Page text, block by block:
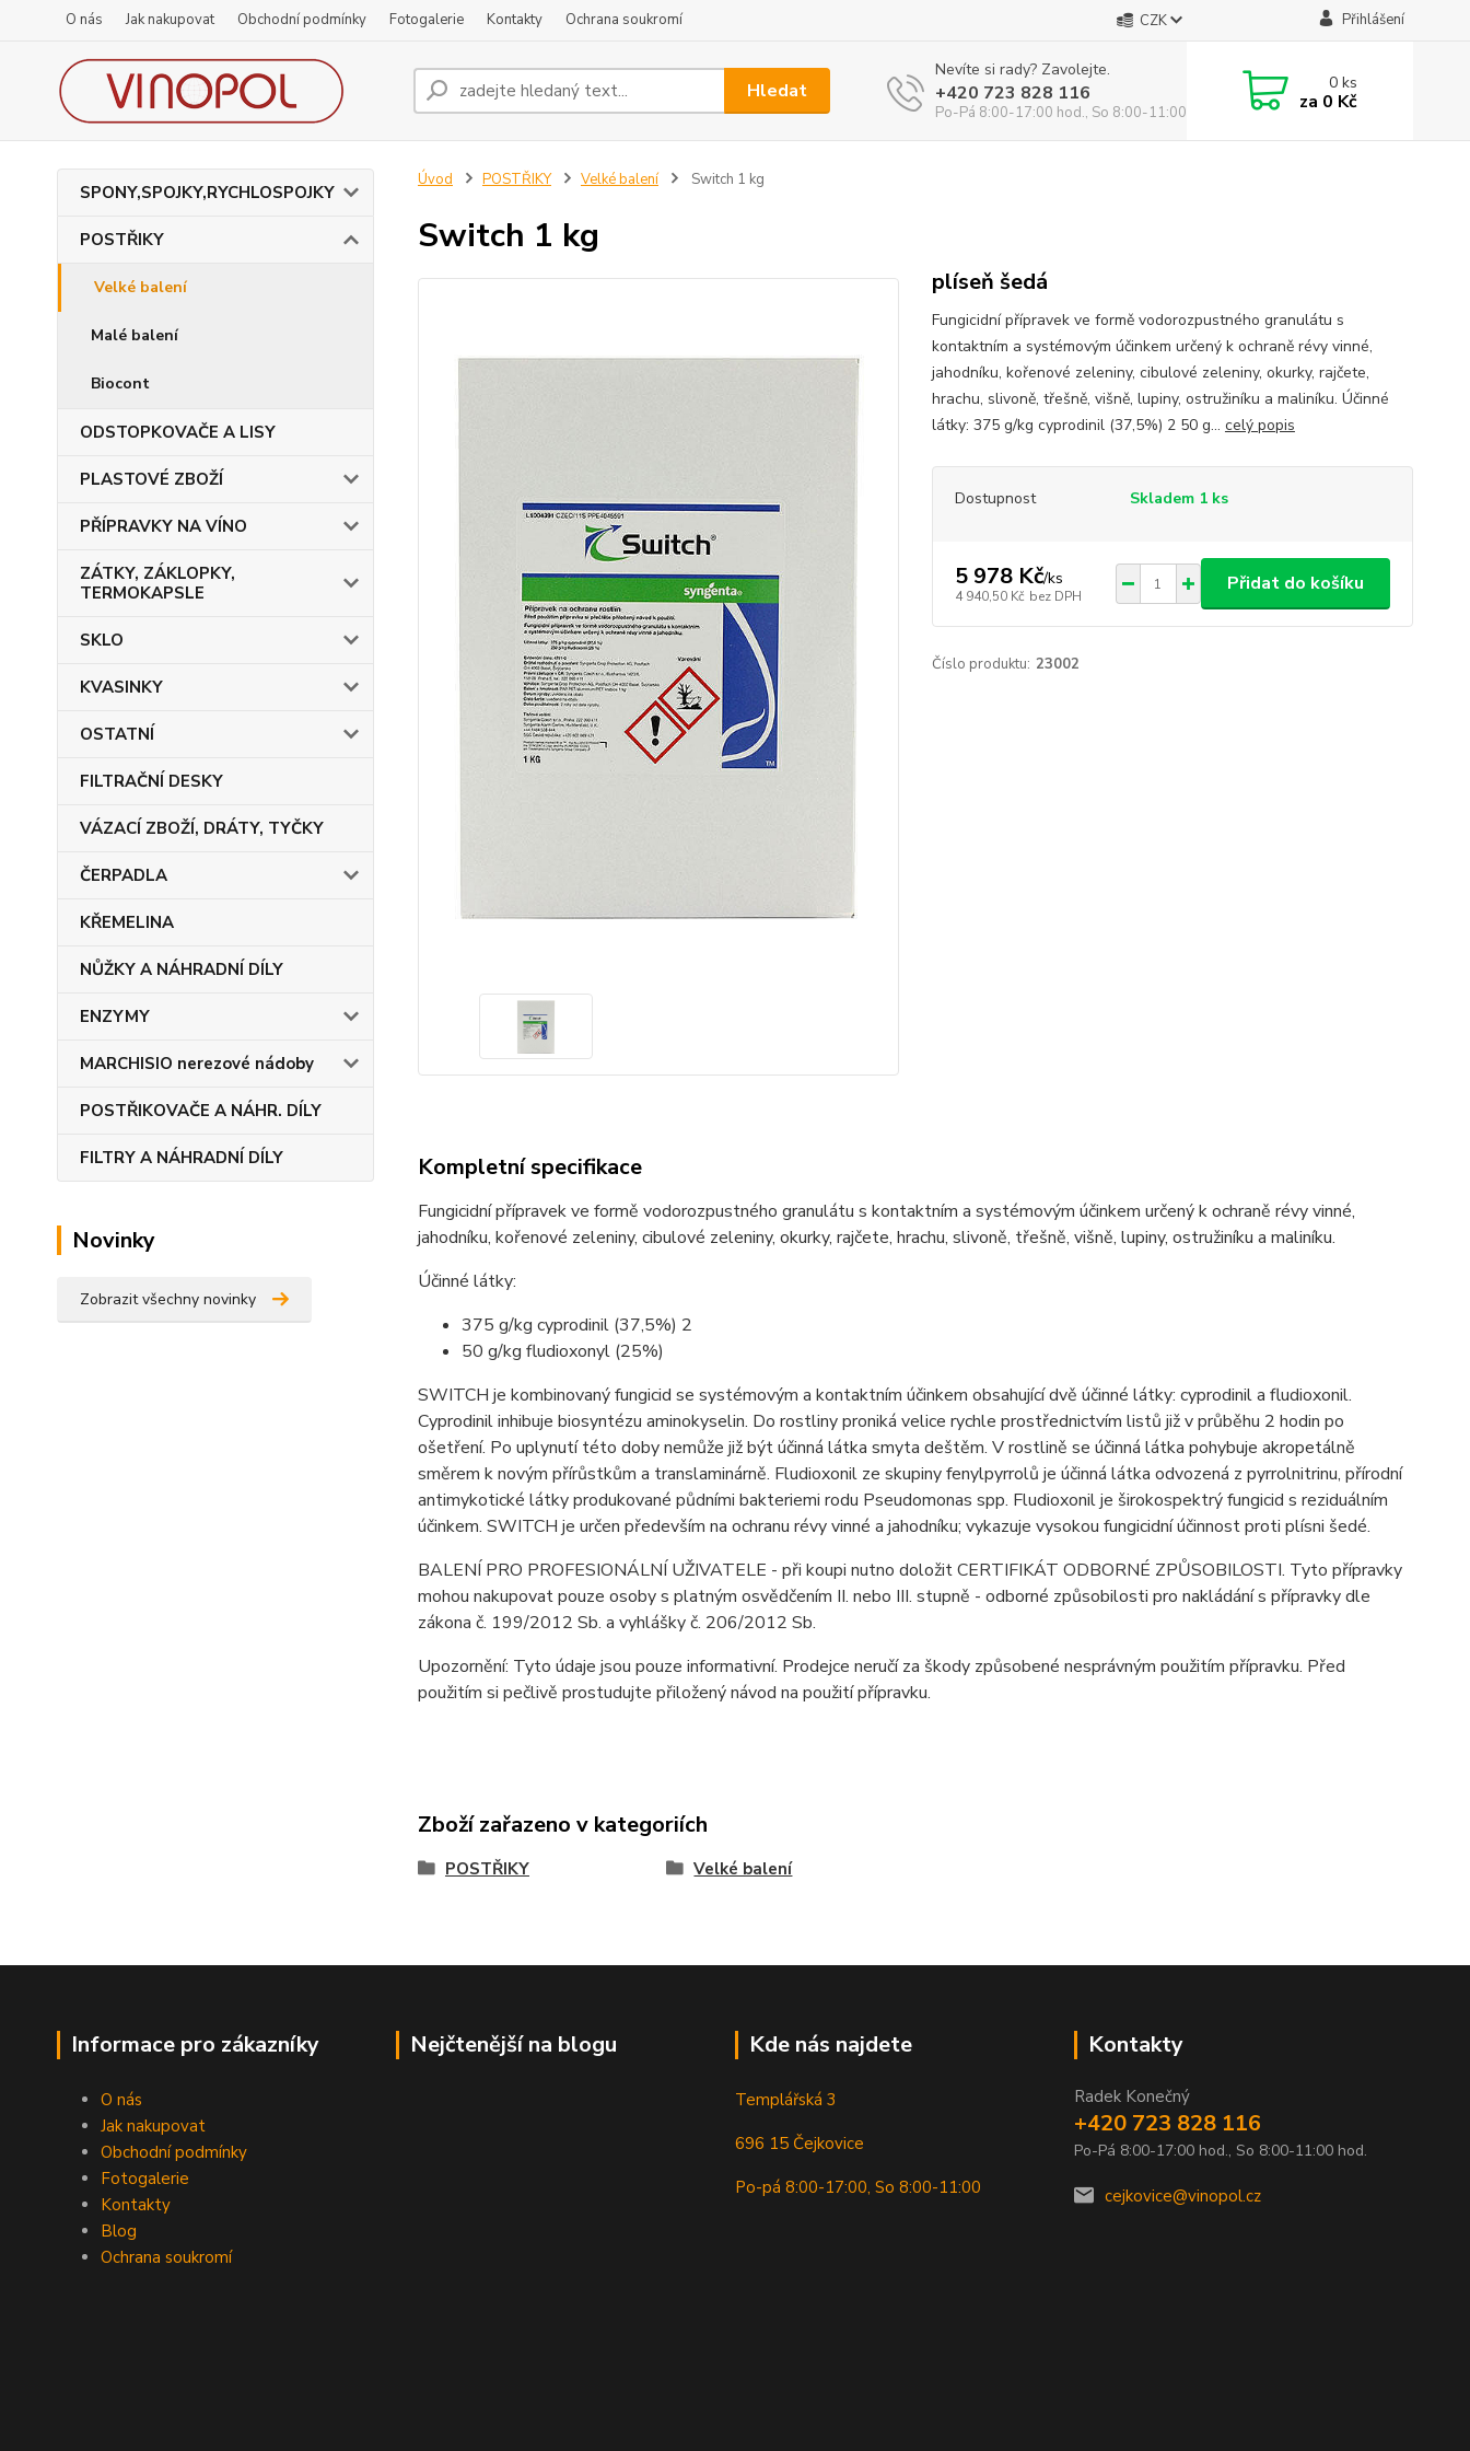
O nás Jak nakupovat Obchodní podmínky Fotogalerie Kontakty Ochrana soukromí CZK Přihlášení
Hledat
Nevíte si rady? Zavolejte.
+420 723 828 116
Po-Pá 8:00-17:00 hod., So 8:00-11:00 hod.
0ks
za 0 Kč
SPONY,SPOJKY,RYCHLOSPOJKY
POSTŘIKY
Velké balení
Malé balení
Biocont
ODSTOPKOVAČE A LISY
PLASTOVÉ ZBOŽÍ
PŘÍPRAVKY NA VÍNO
ZÁTKY, ZÁKLOPKY,
TERMOKAPSLE
SKLO
KVASINKY
OSTATNÍ
FILTRAČNÍ DESKY
VÁZACÍ ZBOŽÍ, DRÁTY, TYČKY
ČERPADLA
KŘEMELINA
NŮŽKY A NÁHRADNÍ DÍLY
ENZYMY
MARCHISIO nerezové nádoby
POSTŘIKOVAČE A NÁHR. DÍLY
FILTRY A NÁHRADNÍ DÍLY
Novinky
Zobrazit všechny novinky
Úvod POSTŘIKY Velké balení Switch 1 kg
Switch 1 kg
plíseň šedá
Fungicidní přípravek ve formě vodorozpustného granulátu s
kontaktním a systémovým účinkem určený k ochraně révy vinné,
jahodníku, kořenové zeleniny, cibulové zeleniny, okurky, rajčete,
hrachu, slivoně, třešně, višně, lupiny, ostružiníku a maliníku. Účinné
látky: 375 g/kg cyprodinil (37,5%) 2 50 g... celý popis
Dostupnost Skladem 1 ks
5 978 Kč/ks
4 940,50 Kč bez DPH
Přidat do košíku
Číslo produktu: 23002
Kompletní specifikace
Fungicidní přípravek ve formě vodorozpustného granulátu s kontaktním a systémovým účinkem určený k ochraně révy vinné,
jahodníku, kořenové zeleniny, cibulové zeleniny, okurky, rajčete, hrachu, slivoně, třešně, višně, lupiny, ostružiníku a maliníku.
Účinné látky:
375 g/kg cyprodinil (37,5%) 2
50 g/kg fludioxonyl (25%)
SWITCH je kombinovaný fungicid se systémovým a kontaktním účinkem obsahující dvě účinné látky: cyprodinil a fludioxonil.
Cyprodinil inhibuje biosyntézu aminokyselin. Do rostliny proniká velice rychle prostřednictvím listů již v průběhu 2 hodin po
ošetření. Po uplynutí této doby nemůže již být účinná látka smyta deštěm. V rostlině se účinná látka pohybuje akropetálně
směrem k novým přírůstkům a translaminárně. Fludioxonil ze skupiny fenylpyrrolů je účinná látka odvozená z pyrrolnitrinu, přírodní
antimykotické látky produkované půdními bakteriemi rodu Pseudomonas spp. Fludioxonil je širokospektrý fungicid s reziduálním
účinkem. SWITCH je určen především na ochranu révy vinné a jahodníku; vykazuje vysokou fungicidní účinnost proti plísni šedé.
BALENÍ PRO PROFESIONÁLNÍ UŽIVATELE - při koupi nutno doložit CERTIFIKÁT ODBORNÉ ZPŮSOBILOSTI. Tyto přípravky
mohou nakupovat pouze osoby s platným osvědčením II. nebo III. stupně - odborné způsobilosti pro nakládání s přípravky dle
zákona č. 199/2012 Sb. a vyhlášky č. 206/2012 Sb.
Upozornění: Tyto údaje jsou pouze informativní. Prodejce neručí za škody způsobené nesprávným použitím přípravku. Před
použitím si pečlivě prostudujte přiložený návod na použití přípravku.
Zboží zařazeno v kategoriích
POSTŘIKY Velké balení
Informace pro zákazníky
O nás
Jak nakupovat
Obchodní podmínky
Fotogalerie
Kontakty
Blog
Ochrana soukromí
Nejčtenější na blogu Kde nás najdete
Templářská 3
696 15 Čejkovice
Po-pá 8:00-17:00, So 8:00-11:00
Kontakty
Radek Konečný
+420 723 828 116
Po-Pá 8:00-17:00 hod., So 8:00-11:00 hod.
cejkovice@vinopol.cz